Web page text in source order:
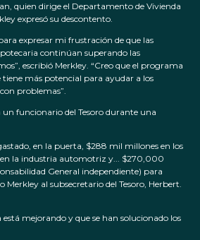
quien dirige el Departamento de Vivienda
expresó su descontento.
expresar mi frustración de que las
continúan superando las
escribió Merkley. “Creo que el programa
más potencial para ayudar a los
problemas”.
un funcionario del Tesoro durante una
en la puerta, $288 mil millones en los
la industria automotriz y... $270,000
General independiente) para
Merkley al subsecretario del Tesoro, Herbert.
mejorando y que se han solucionado los